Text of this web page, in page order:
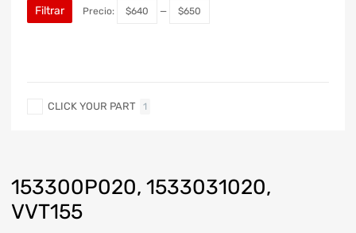
153300P020, 1533031020,
VVT155
Filtrar Precio: $640 — $650
CLICK YOUR PART 1